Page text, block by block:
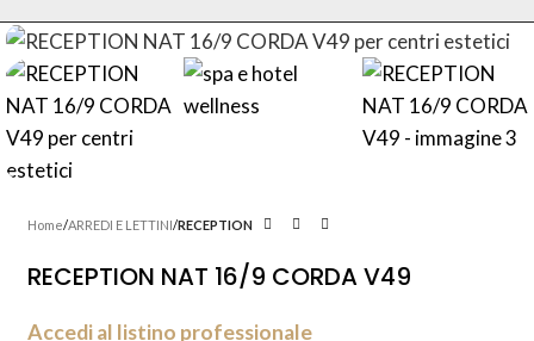
Home ARREDI E LETTINI RECEPTION
RECEPTION NAT 16/9 CORDA V49
Accedi al listino professionale